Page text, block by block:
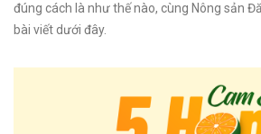
đúng cách là như thế nào, cùng Nông sản
bài viết dưới đây.